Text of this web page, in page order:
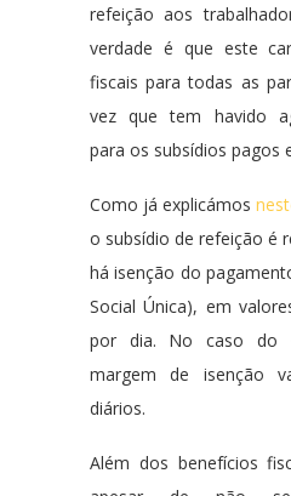
refeição aos
verdade é que este
fiscais para todas as
vez que tem havido
para os subsídios pagos
Como já explicámos
o subsídio de refeição é
há isenção do
Social Única), em
por dia. No caso do
margem de isenção
diários.
Além dos benefícios